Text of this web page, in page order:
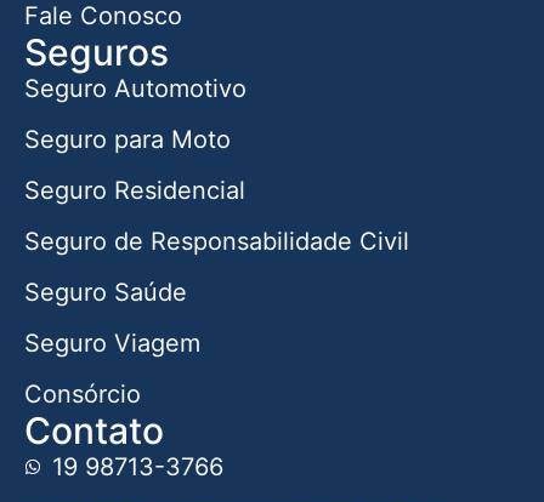
Fale Conosco
Seguros
Seguro Automotivo
Seguro para Moto
Seguro Residencial
Seguro de Responsabilidade Civil
Seguro Saúde
Seguro Viagem
Consórcio
Contato
19 98713-3766